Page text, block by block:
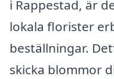
i Rappestad, är
lokala florister
beställningar.
skicka blommor